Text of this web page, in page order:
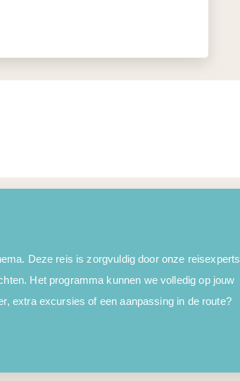
Deze reis is zorgvuldig door onze reisexperts
Het programma kunnen we volledig op jouw
extra excursies of een aanpassing in de route?